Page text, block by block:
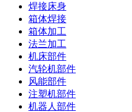
焊接床身
箱体焊接
箱体加工
法兰加工
机床部件
汽轮机部件
风能部件
注塑机部件
机器人部件